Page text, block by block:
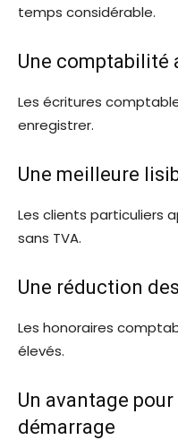
temps considérable.
Une comptabilité
Les écritures
enregistrer.
Une meilleure
Les clients particuliers
sans TVA.
Une réduction
Les honoraires
élevés.
Un avantage
démarrage